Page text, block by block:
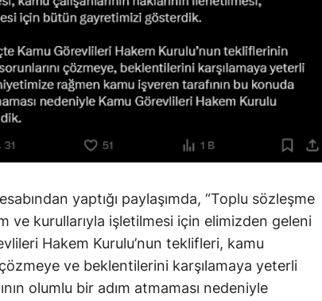
yaptığı paylaşımda, “Toplu sözleşme
ve kurullarıyla işletilmesi için elimizden geleni
Hakem Kurulu’nun teklifleri, kamu
çözmeye ve beklentilerini karşılamaya yeterli
olumlu bir adım atmaması nedeniyle